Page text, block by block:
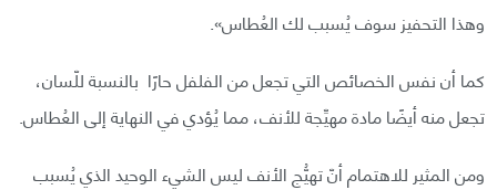
وهذا التحفيز سوف يُسبب لك العُطاس».
كما أن نفس الخصائص التي تجعل من الفلفل حارًا بالنسبة للّسان،
تجعل منه أيضًا مادة مهيِّجة للأنف، مما يُؤدي في النهاية إلى العُطاس.
ومن المثير للاهتمام أنّ تهيُّج الأنف ليس الشيء الوحيد الذي يُسبب